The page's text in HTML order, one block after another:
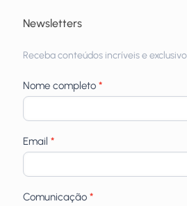
Newsletters
newsletters
Receba conteúdos incríveis e
Nome completo *
Email *
Comunicação *